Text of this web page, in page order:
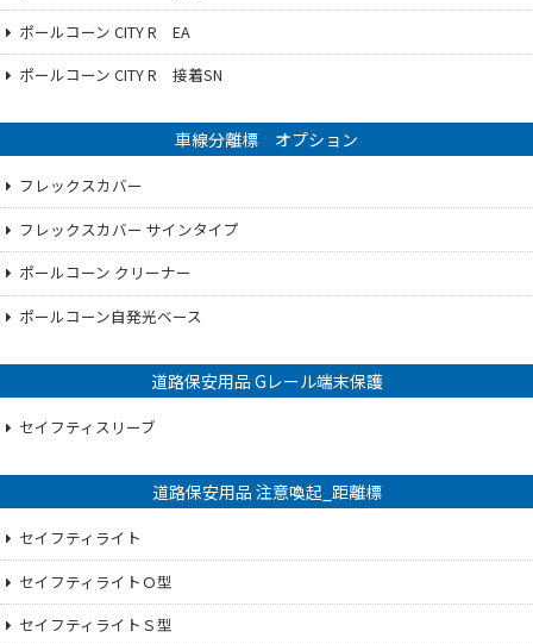
ポールコーン CITY R EA
ポールコーン CITY R 接着SN
車線分離標 オプション
フレックスカバー
フレックスカバー サインタイプ
ポールコーン クリーナー
ポールコーン自発光ベース
道路保安用品 Gレール端末保護
セイフティスリーブ
道路保安用品 注意喚起_距離標
セイフティライト
セイフティライトＯ型
セイフティライトＳ型